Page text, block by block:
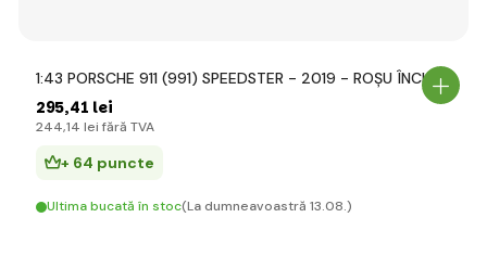
1:43 PORSCHE 911 (991) SPEEDSTER - 2019 - ROȘU ÎNCHIS
295,41 lei
244,14 lei fără TVA
+ 64 puncte
Ultima bucată în stoc(La dumneavoastră 13.08.)